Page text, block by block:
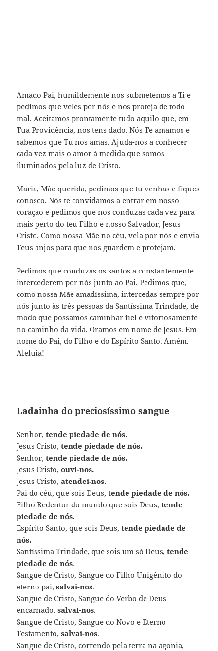
Amado Pai, humildemente nos submetemos a Ti e
pedimos que veles por nós e nos proteja de todo
mal. Aceitamos prontamente tudo aquilo que, em
Tua Providência, nos tens dado. Nós Te amamos e
sabemos que Tu nos amas. Ajuda-nos a conhecer
cada vez mais o amor à medida que somos
iluminados pela luz de Cristo.
Maria, Mãe querida, pedimos que tu venhas e fiques
conosco. Nós te convidamos a entrar em nosso
coração e pedimos que nos conduzas cada vez para
mais perto do teu Filho e nosso Salvador, Jesus
Cristo. Como nossa Mãe no céu, vela por nós e envia
Teus anjos para que nos guardem e protejam.
Pedimos que conduzas os santos a constantemente
intercederem por nós junto ao Pai. Pedimos que,
como nossa Mãe amadíssima, intercedas sempre por
nós junto às três pessoas da Santíssima Trindade, de
modo que possamos caminhar fiel e vitoriosamente
no caminho da vida. Oramos em nome de Jesus. Em
nome do Pai, do Filho e do Espírito Santo. Amém.
Aleluia!
Ladainha do preciosíssimo sangue
Senhor, tende piedade de nós.
Jesus Cristo, tende piedade de nós.
Senhor, tende piedade de nós.
Jesus Cristo,ouvi-nos.
Jesus Cristo,atendei-nos.
Pai do céu, que sois Deus,tende piedade de nós.
Filho Redentor do mundo que sois Deus,tende
piedade de nós.
Espírito Santo, que sois Deus,tende piedade de
nós.
Santíssima Trindade, que sois um só Deus,tende
piedade de nós.
Sangue de Cristo, Sangue do Filho Unigênito do
eterno pai,salvai-nos.
Sangue de Cristo, Sangue do Verbo de Deus
encarnado,salvai-nos.
Sangue de Cristo, Sangue do Novo e Eterno
Testamento,salvai-nos.
Sangue de Cristo, correndo pela terra na agonia,